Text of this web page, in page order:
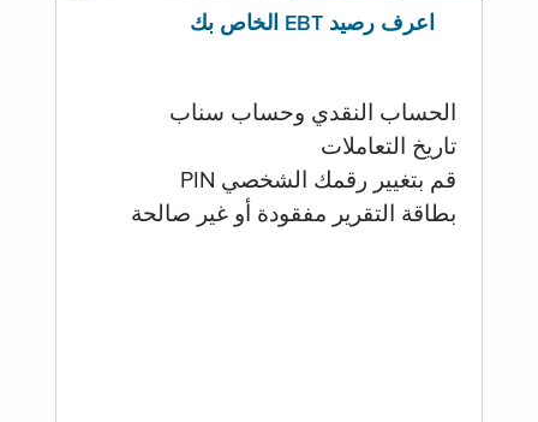
اعرف رصيد EBT الخاص بك
الحساب النقدي وحساب سناب
تاريخ التعاملات
قم بتغيير رقمك الشخصي PIN
بطاقة التقرير مفقودة أو غير صالحة